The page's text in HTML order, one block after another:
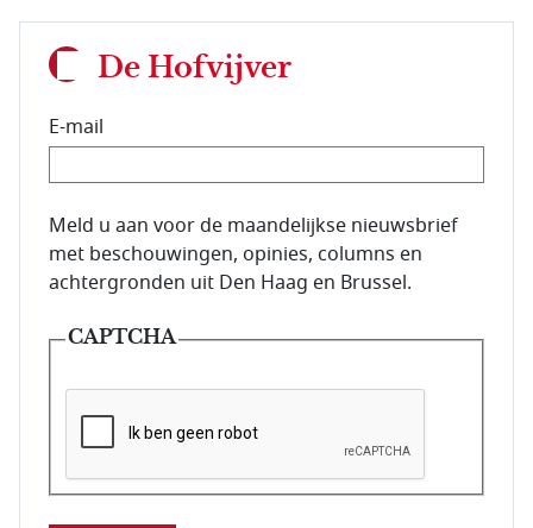
De Hofvijver
E-mail
E-mailadres van de abonnee.
Meld u aan voor de maandelijkse nieuwsbrief
met beschouwingen, opinies, columns en
achtergronden uit Den Haag en Brussel.
CAPTCHA
Deze vraag is om te controleren dat u een mens